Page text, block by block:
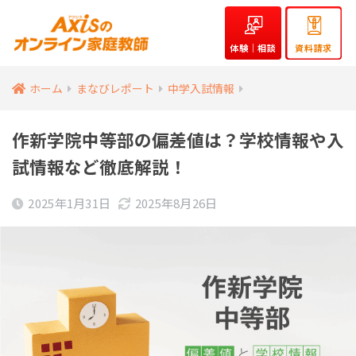
体験｜相談 資料請求
ホーム まなびレポート 中学入試情報
作新学院中等部の偏差値は？学校情報や入
試情報など徹底解説！
2025年1月31日 2025年8月26日